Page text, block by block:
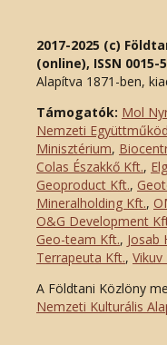
2017-2025 (c)
(online), ISSN
Alapítva 1871-ben,
Támogatók: Mol
Nemzeti
Minisztérium,
Colas Északkő Kft.,
Geoproduct Kft.,
Mineralholding Kft.,
O&G Development
Geo-team Kft., Josab
Terrapeuta Kft., Vikuv
A Földtani Közlöny
Nemzeti Kulturális